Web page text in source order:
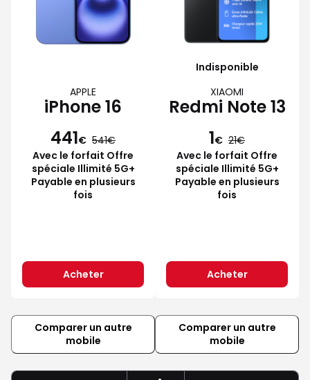
APPLE
iPhone 16
441€ 541
Avec le forfait Offre
spéciale Illimité 5G+
Payable en plusieurs
fois
Acheter
Indisponible
XIAOMI
Redmi Note 13
1€ 21
Avec le forfait Offre
spéciale Illimité 5G+
Payable en plusieurs
fois
Acheter
Comparer un autre
mobile
Comparer un autre
mobile